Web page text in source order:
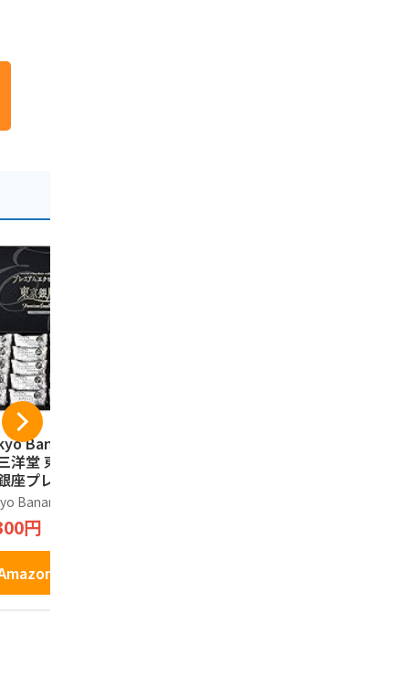
Banana 三洋
洋堂 東京お土
座プレミアムエ
レントショコラ
入り
Banana
円
で見る